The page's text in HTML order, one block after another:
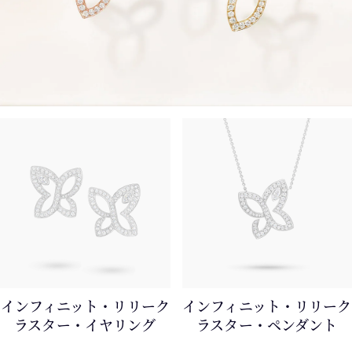
インフィニット・リリーク
ラスター・イヤリング
インフィニット・リリーク
ラスター・ペンダント